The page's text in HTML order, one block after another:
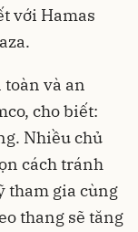
với Hamas
toàn và an
cho biết:
Nhiều chủ
cách tránh
tham gia cùng
thang sẽ tăng